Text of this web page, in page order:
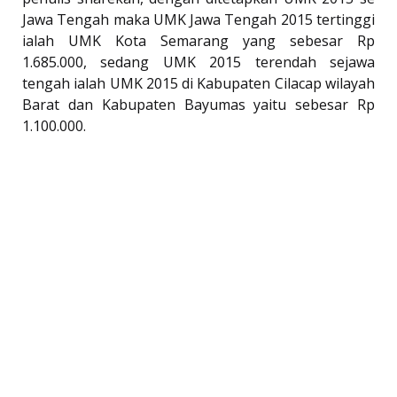
Jawa Tengah maka UMK Jawa Tengah 2015 tertinggi
ialah UMK Kota Semarang yang sebesar Rp
1.685.000, sedang UMK 2015 terendah sejawa
tengah ialah UMK 2015 di Kabupaten Cilacap wilayah
Barat dan Kabupaten Bayumas yaitu sebesar Rp
1.100.000.